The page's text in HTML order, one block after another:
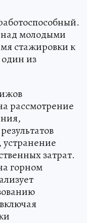
над молодыми
стажировки к
из
рассмотрение
устранение
затрат.
горном